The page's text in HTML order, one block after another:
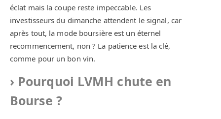
éclat mais la coupe reste impeccable. Les
investisseurs du dimanche attendent le signal, car
après tout, la mode boursière est un éternel
recommencement, non ? La patience est la clé,
comme pour un bon vin.
Pourquoi LVMH chute en
Bourse ?